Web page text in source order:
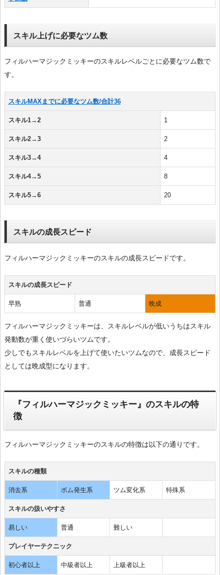
スキル上げに必要なツム数
フィルハーマジックミッキーのスキルレベルごとに必要なツム数で
す。
スキルMAXまでに必要なツム数/合計36
スキル1→2 1
スキル2→3 2
スキル3→4 4
スキル4→5 8
スキル5→6 20
スキルの成長スピード
フィルハーマジックミッキーのスキルの成長スピードです。
スキルの成長スピード
早熟 普通 晩成
フィルハーマジックミッキーは、スキルレベルが低いうちはスキル
発動数が重く使いづらいツムです。
少しでもスキルレベルを上げて使いたいツムなので、成長スピード
としては晩成型になります。
『フィルハーマジックミッキー』のスキルの特
徴
フィルハーマジックミッキーのスキルの特徴は以下の通りです。
スキルの種類
消去系 ボム発生系 ツム変化系 特殊系
スキルの扱いやすさ
易しい 普通 難しい
プレイヤーテクニック
初心者以上 中級者以上 上級者以上